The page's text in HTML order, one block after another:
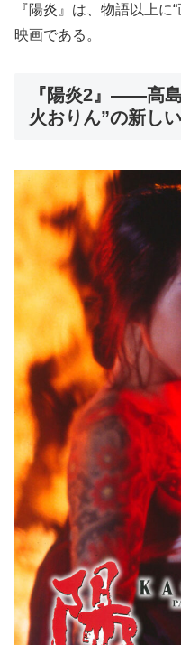
『陽炎』は、物語以上に
映画である。
『陽炎2』――高
火おりん”の新し